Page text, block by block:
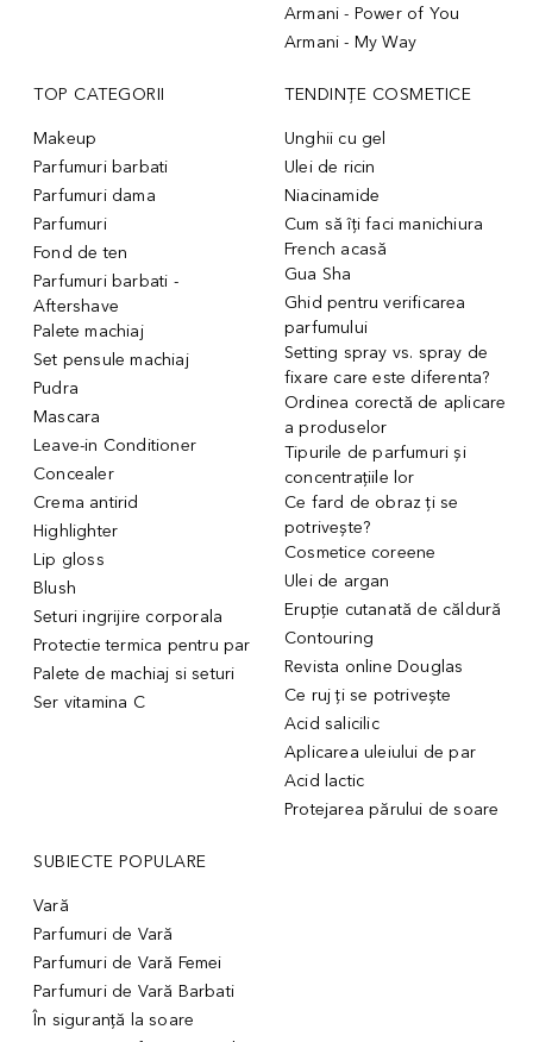
Armani - Power of You
Armani - My Way
TOP CATEGORII
Makeup
Parfumuri barbati
Parfumuri dama
Parfumuri
Fond de ten
Parfumuri barbati -
Aftershave
Palete machiaj
Set pensule machiaj
Pudra
Mascara
Leave-in Conditioner
Concealer
Crema antirid
Highlighter
Lip gloss
Blush
Seturi ingrijire corporala
Protectie termica pentru par
Palete de machiaj si seturi
Ser vitamina C
TENDINȚE COSMETICE
Unghii cu gel
Ulei de ricin
Niacinamide
Cum să îți faci manichiura
French acasă
Gua Sha
Ghid pentru verificarea
parfumului
Setting spray vs. spray de
fixare care este diferenta?
Ordinea corectă de aplicare
a produselor
Tipurile de parfumuri și
concentrațiile lor
Ce fard de obraz ți se
potrivește?
Cosmetice coreene
Ulei de argan
Erupție cutanată de căldură
Contouring
Revista online Douglas
Ce ruj ți se potrivește
Acid salicilic
Aplicarea uleiului de par
Acid lactic
Protejarea părului de soare
SUBIECTE POPULARE
Vară
Parfumuri de Vară
Parfumuri de Vară Femei
Parfumuri de Vară Barbati
În siguranță la soare